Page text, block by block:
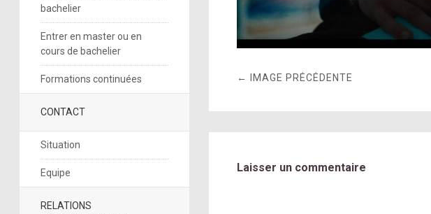
bachelier
Entrer en master ou en
cours de bachelier
Formations continuées
CONTACT
Situation
Equipe
RELATIONS
← IMAGE PRÉCÉDENTE
Laisser un commentaire